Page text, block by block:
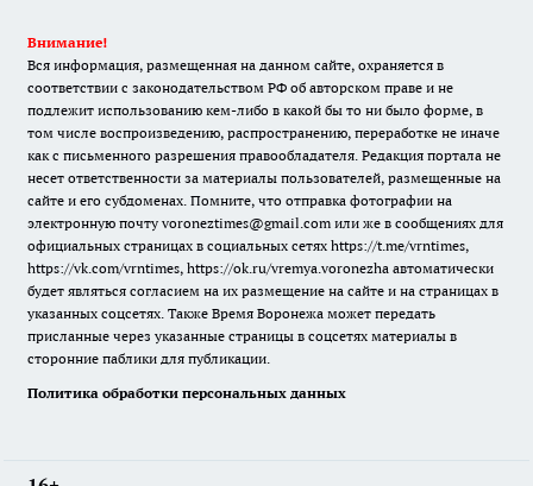
Внимание!
Вся информация, размещенная на данном сайте, охраняется в
соответствии с законодательством РФ об авторском праве и не
подлежит использованию кем-либо в какой бы то ни было форме, в
том числе воспроизведению, распространению, переработке не иначе
как с письменного разрешения правообладателя. Редакция портала не
несет ответственности за материалы пользователей, размещенные на
сайте и его субдоменах. Помните, что отправка фотографии на
электронную почту voroneztimes@gmail.com или же в сообщениях для
официальных страницах в социальных сетях https://t.me/vrntimes,
https://vk.com/vrntimes, https://ok.ru/vremya.voronezha автоматически
будет являться согласием на их размещение на сайте и на страницах в
указанных соцсетях. Также Время Воронежа может передать
присланные через указанные страницы в соцсетях материалы в
сторонние паблики для публикации.
Политика обработки персональных данных